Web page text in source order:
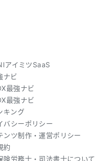
アイミツSaaS
ナビ
最強ナビ
最強ナビ
キング
バシーポリシー
ンツ制作・運営ポリシー
約
険労務士・司法書士について